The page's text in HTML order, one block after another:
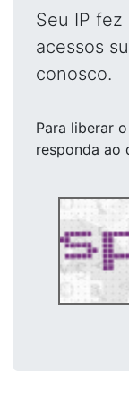
Seu IP
acessos
conosco.
Para liberar
responda ao